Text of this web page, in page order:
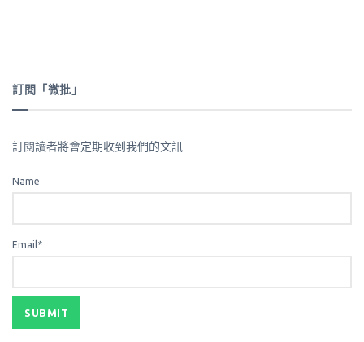
訂閱「微批」
訂閱讀者將會定期收到我們的文訊
Name
Email*